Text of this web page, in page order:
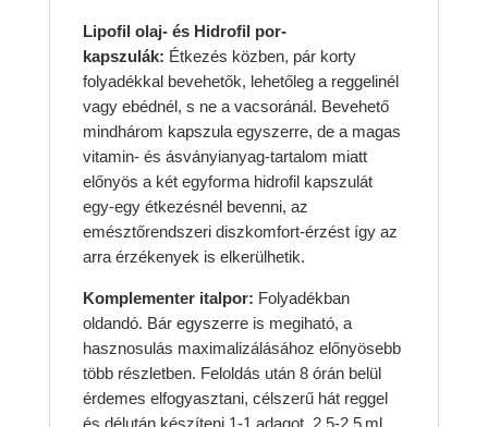
Lipofil olaj- és Hidrofil por-
kapszulák: Étkezés közben, pár korty
folyadékkal bevehetők, lehetőleg a reggelinél
vagy ebédnél, s ne a vacsoránál. Bevehető
mindhárom kapszula egyszerre, de a magas
vitamin- és ásványianyag-tartalom miatt
előnyös a két egyforma hidrofil kapszulát
egy-egy étkezésnél bevenni, az
emésztőrendszeri diszkomfort-érzést így az
arra érzékenyek is elkerülhetik.
Komplementer italpor: Folyadékban
oldandó. Bár egyszerre is megiható, a
hasznosulás maximalizálásához előnyösebb
több részletben. Feloldás után 8 órán belül
érdemes elfogyasztani, célszerű hát reggel
és délután készíteni 1-1 adagot, 2,5-2,5 ml